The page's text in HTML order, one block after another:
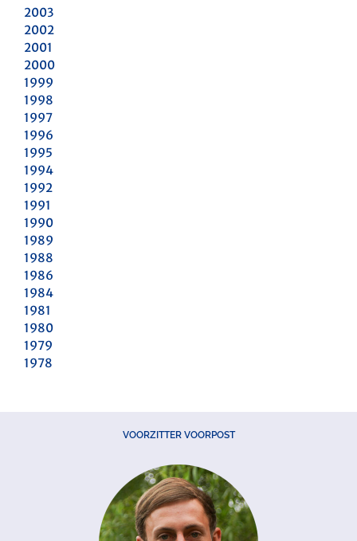
2003
2002
2001
2000
1999
1998
1997
1996
1995
1994
1992
1991
1990
1989
1988
1986
1984
1981
1980
1979
1978
VOORZITTER VOORPOST